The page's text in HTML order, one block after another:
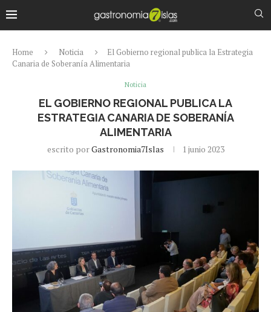
Home Noticia
El Gobierno regional publica la Estrategia
Canaria de Soberanía Alimentaria
Noticia
EL GOBIERNO REGIONAL PUBLICA LA
ESTRATEGIA CANARIA DE SOBERANÍA
ALIMENTARIA
escrito porGastronomia7Islas 1 junio 2023